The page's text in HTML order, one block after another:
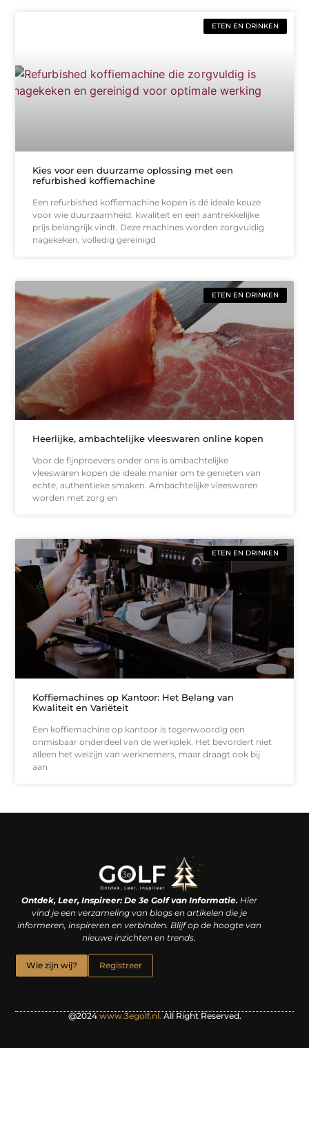
ETEN EN DRINKEN
Kies voor een duurzame oplossing met een
refurbished koffiemachine
Een refurbished koffiemachine kopen is dé ideale keuze
voor wie duurzaamheid, kwaliteit en een aantrekkelijke
prijs belangrijk vindt. Deze machines worden zorgvuldig
nagekeken, volledig gereinigd
ETEN EN DRINKEN
Heerlijke, ambachtelijke vleeswaren online kopen
Voor de fijnproevers onder ons is ambachtelijke
vleeswaren kopen de ideale manier om te genieten van
echte, authentieke smaken. Ambachtelijke vleeswaren
worden met zorg en
ETEN EN DRINKEN
Koffiemachines op Kantoor: Het Belang van
Kwaliteit en Variëteit
Een koffiemachine op kantoor is tegenwoordig een
onmisbaar onderdeel van de werkplek. Het bevordert niet
alleen het welzijn van werknemers, maar draagt ook bij
aan
Ontdek, Leer, Inspireer: De 3e Golf van Informatie.Hier
vind je een verzameling van blogs en artikelen die je
informeren, inspireren en verbinden. Blijf op de hoogte van
nieuwe inzichten en trends.
Wie zijn wij? Registreer
@2024www.3egolf.nl.All Right Reserved.